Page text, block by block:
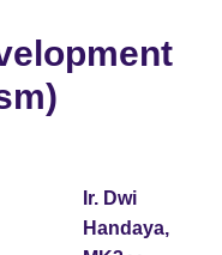
Ir. Dwi
Handaya,